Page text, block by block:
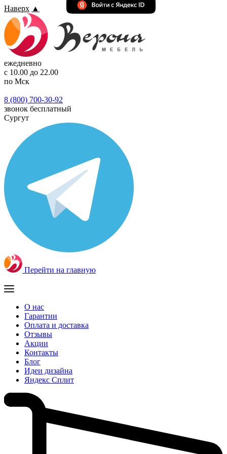
Наверх ▲
ежедневно
с 10.00 до 22.00
по Мск
8 (800) 700-30-92
звонок бесплатный
Сургут
Перейти на главную
О нас
Гарантии
Оплата и доставка
Отзывы
Акции
Контакты
Блог
Идеи дизайна
Яндекс Сплит